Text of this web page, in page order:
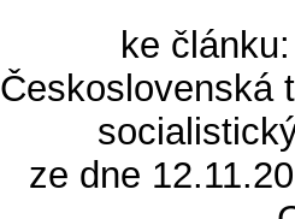
ke
Československá
ze dne